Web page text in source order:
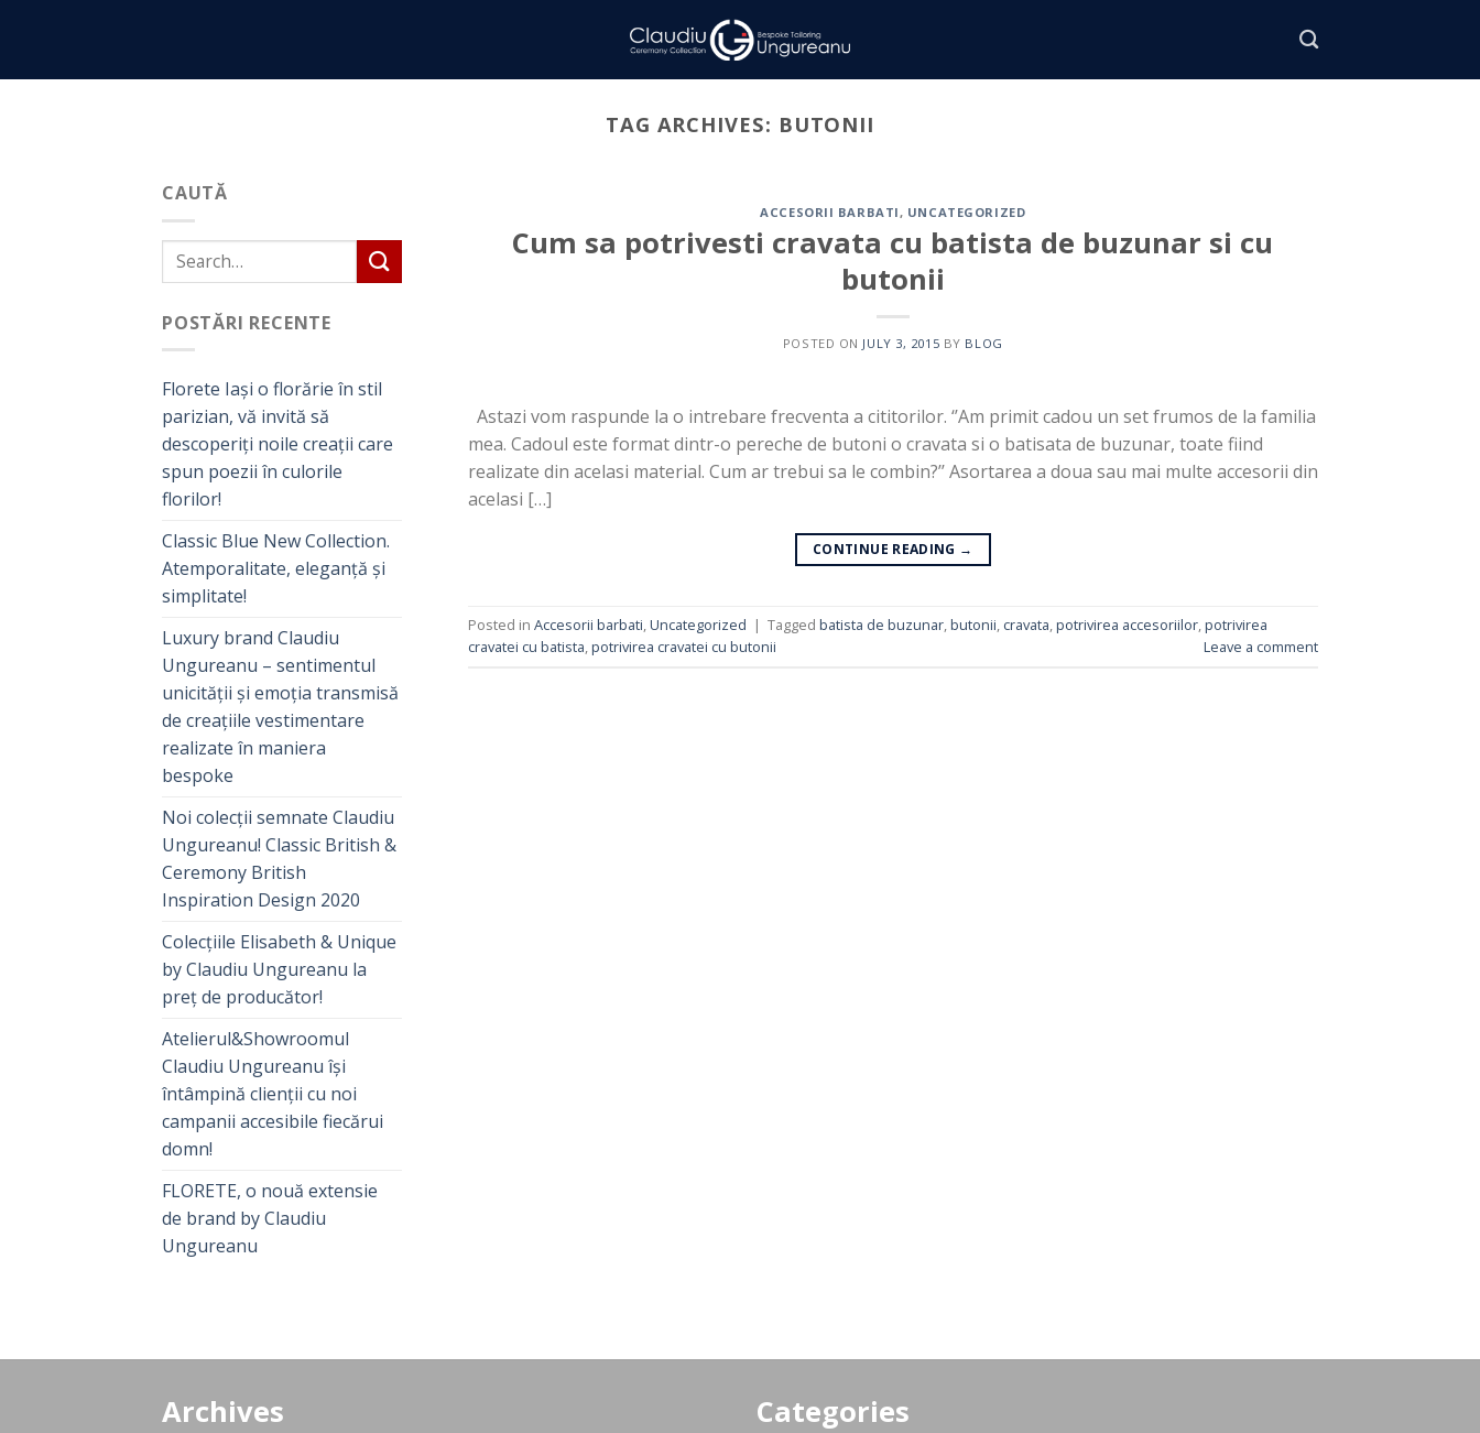
TAG ARCHIVES: BUTONII
CAUTĂ
POSTĂRI RECENTE
Florete Iași o florărie în stil
parizian, vă invită să
descoperiți noile creații care
spun poezii în culorile
florilor!
Classic Blue New Collection.
Atemporalitate, eleganță și
simplitate!
Luxury brand Claudiu
Ungureanu – sentimentul
unicității și emoția transmisă
de creațiile vestimentare
realizate în maniera
bespoke
Noi colecții semnate Claudiu
Ungureanu! Classic British &
Ceremony British
Inspiration Design 2020
Colecțiile Elisabeth & Unique
by Claudiu Ungureanu la
preț de producător!
Atelierul&Showroomul
Claudiu Ungureanu își
întâmpină clienții cu noi
campanii accesibile fiecărui
domn!
FLORETE, o nouă extensie
de brand by Claudiu
Ungureanu
ACCESORII BARBATI, UNCATEGORIZED
Cum sa potrivesti cravata cu batista de buzunar si cu
butonii
POSTED ON JULY 3, 2015 BY BLOG
Astazi vom raspunde la o intrebare frecventa a cititorilor. ‘’Am primit cadou un set frumos de la familia
mea. Cadoul este format dintr-o pereche de butoni o cravata si o batisata de buzunar, toate fiind
realizate din acelasi material. Cum ar trebui sa le combin?’’ Asortarea a doua sau mai multe accesorii din
acelasi […]
CONTINUE READING →
Posted in Accesorii barbati,Uncategorized | Tagged batista de buzunar,butonii, cravata,potrivirea accesoriilor,potrivirea
cravatei cu batista,potrivirea cravatei cu butonii Leave a comment
Archives Categories